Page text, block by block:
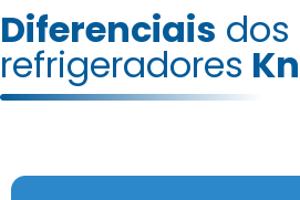
Diferenciais
refrigeradores